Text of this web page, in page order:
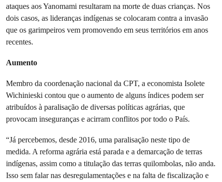
ataques aos Yanomami resultaram na morte de duas crianças. Nos
dois casos, as lideranças indígenas se colocaram contra a invasão
que os garimpeiros vem promovendo em seus territórios em anos
recentes.
Aumento
Membro da coordenação nacional da CPT, a economista Isolete
Wichinieski contou que o aumento de alguns índices podem ser
atribuídos à paralisação de diversas políticas agrárias, que
provocam inseguranças e acirram conflitos por todo o País.
“Já percebemos, desde 2016, uma paralisação neste tipo de
medida. A reforma agrária está parada e a demarcação de terras
indígenas, assim como a titulação das terras quilombolas, não anda.
Isso sem falar nas desregulamentações e na falta de fiscalização e